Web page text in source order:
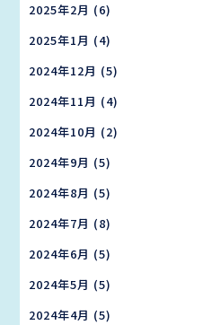
2025年2月 (6)
2025年1月 (4)
2024年12月 (5)
2024年11月 (4)
2024年10月 (2)
2024年9月 (5)
2024年8月 (5)
2024年7月 (8)
2024年6月 (5)
2024年5月 (5)
2024年4月 (5)